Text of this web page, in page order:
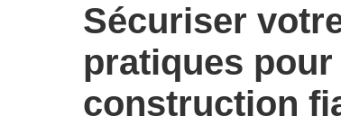
Sécuriser
pratiques
construction